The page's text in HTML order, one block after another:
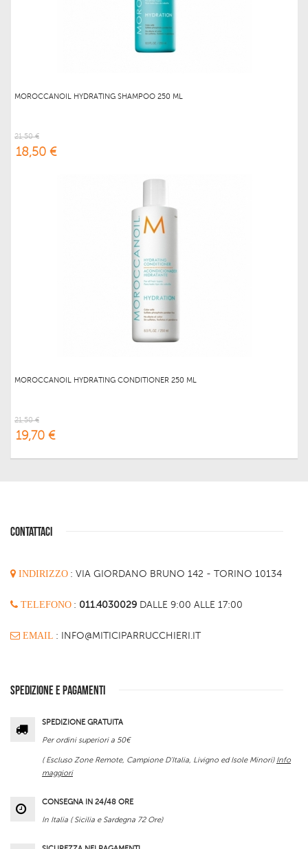
MOROCCANOIL HYDRATING SHAMPOO 250 ML
21,50 €
18,50 €
MOROCCANOIL HYDRATING CONDITIONER 250 ML
21,50 €
19,70 €
CONTATTACI
INDIRIZZO : VIA GIORDANO BRUNO 142 - TORINO 10134
TELEFONO : 011.4030029 DALLE 9:00 ALLE 17:00
EMAIL : INFO@MITICIPARRUCCHIERI.IT
SPEDIZIONE E PAGAMENTI
SPEDIZIONE GRATUITA
Per ordini superiori a 50€
( Escluso Zone Remote, Campione D'Italia, Livigno ed Isole Minori) Info
maggiori
CONSEGNA IN 24/48 ORE
In Italia ( Sicilia e Sardegna 72 Ore)